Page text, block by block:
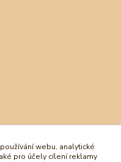
webu, analytické
pro účely cílení reklamy